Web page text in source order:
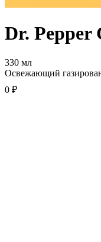
Dr.
330 мл
Освежающий
0 ₽